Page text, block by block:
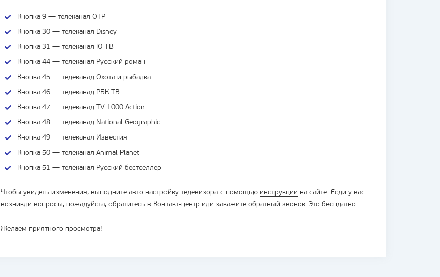
Кнопка 9 — телеканал ОТР
Кнопка 30 — телеканал Disney
Кнопка 31 — телеканал Ю ТВ
Кнопка 44 — телеканал Русский роман
Кнопка 45 — телеканал Охота и рыбалка
Кнопка 46 — телеканал РБК ТВ
Кнопка 47 — телеканал TV 1000 Action
Кнопка 48 — телеканал National Geographic
Кнопка 49 — телеканал Известия
Кнопка 50 — телеканал Animal Planet
Кнопка 51 — телеканал Русский бестселлер
Чтобы увидеть изменения, выполните авто настройку телевизора с помощью инструкции на сайте. Если у вас
возникли вопросы, пожалуйста, обратитесь в Контакт-центр или закажите обратный звонок. Это бесплатно.
Желаем приятного просмотра!